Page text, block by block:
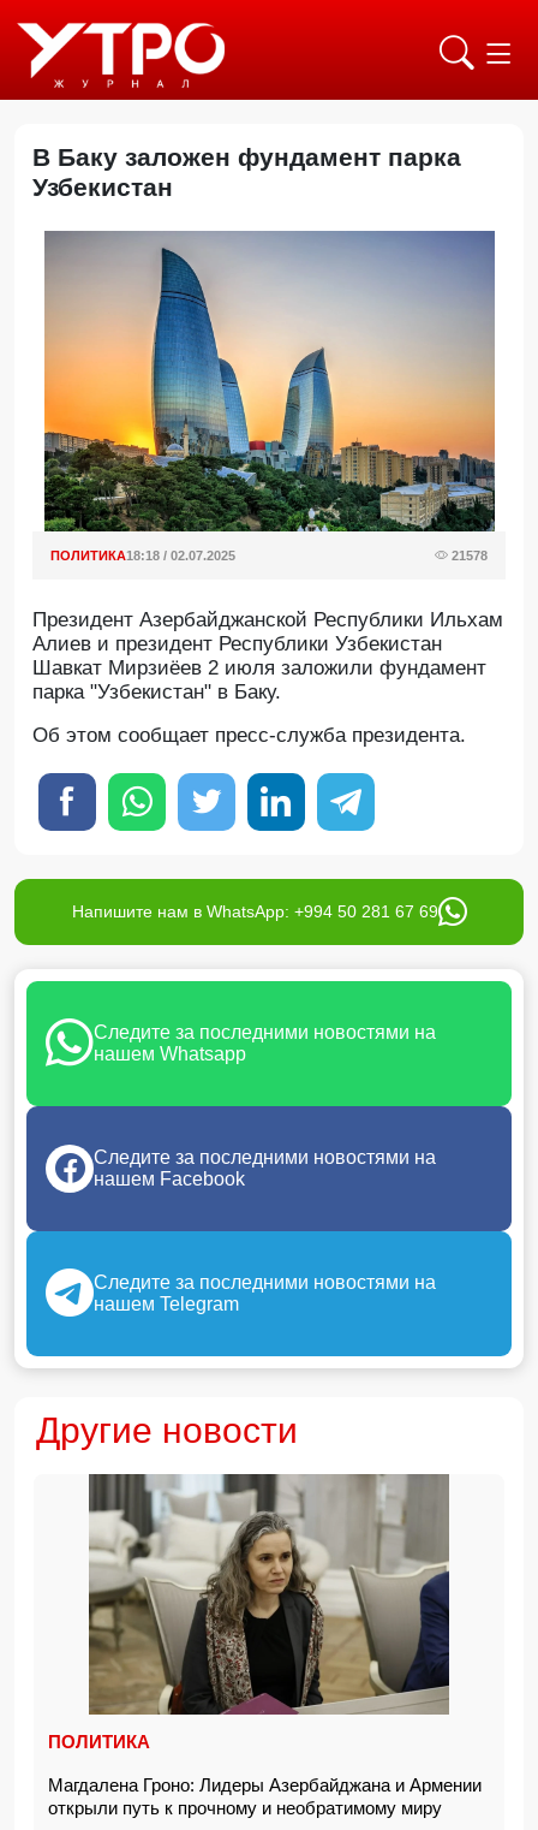
В Баку заложен фундамент парка
Узбекистан
ПОЛИТИКА18:18 / 02.07.2025 21578
Президент Азербайджанской Республики Ильхам
Алиев и президент Республики Узбекистан
Шавкат Мирзиёев 2 июля заложили фундамент
парка "Узбекистан" в Баку.
Об этом сообщает пресс-служба президента.
Напишите нам в WhatsApp: +994 50 281 67 69
Следите за последними новостями на
нашем Whatsapp
Следите за последними новостями на
нашем Facebook
Следите за последними новостями на
нашем Telegram
Другие новости
ПОЛИТИКА
Магдалена Гроно: Лидеры Азербайджана и Армении
открыли путь к прочному и необратимому миру